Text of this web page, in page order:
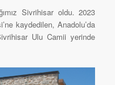
Sivrihisar oldu. 2023
kaydedilen, Anadolu’da
Ulu Camii yerinde